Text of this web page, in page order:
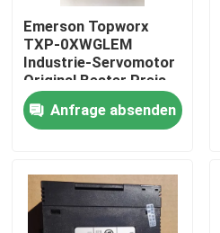
Emerson Topworx
TXP-0XWGLEM
Industrie-Servomotor
Original Bester Preis
Anfrage absenden